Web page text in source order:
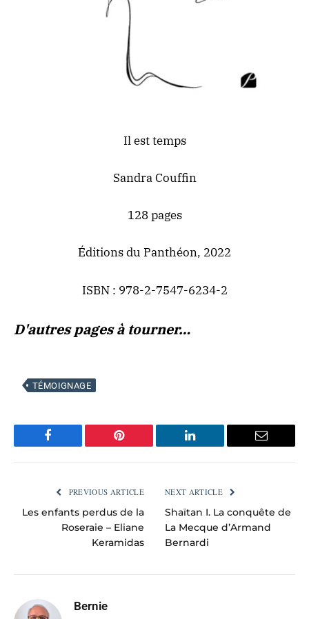
Il est temps
Sandra Couffin
128 pages
Éditions du Panthéon, 2022
ISBN : 978-2-7547-6234-2
D'autres pages à tourner…
TÉMOIGNAGE
Facebook Pinterest LinkedIn Email
PREVIOUS ARTICLE
Les enfants perdus de la
Roseraie – Eliane
Keramidas
NEXT ARTICLE
Shaïtan I. La conquête de
La Mecque d’Armand
Bernardi
Bernie